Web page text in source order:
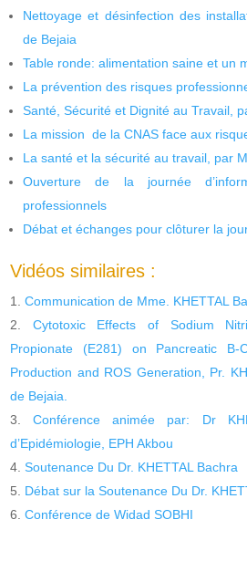
Nettoyage et désinfection des
de Bejaia
Table ronde: alimentation saine et un
La prévention des risques
Santé, Sécurité et Dignité au Travail,
La mission de la CNAS face aux
La santé et la sécurité au travail, par
Ouverture de la journée
professionnels
Débat et échanges pour clôturer la
Vidéos similaires :
Communication de Mme. KHETTAL
Cytotoxic Effects of Sodium
Propionate (E281) on Pancreatic B-
Production and ROS Generation, Pr.
de Bejaia.
Conférence animée par: Dr
d’Epidémiologie, EPH Akbou
Soutenance Du Dr. KHETTAL Bachra
Débat sur la Soutenance Du Dr.
Conférence de Widad SOBHI